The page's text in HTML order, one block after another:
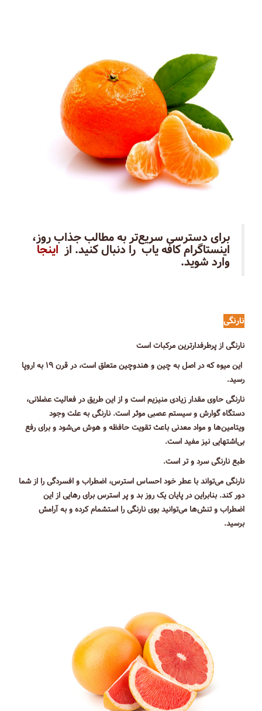
برای دسترسی سریع‌تر به مطالب جذاب روز،
اینستاگرام کافه یاب را دنبال کنید. از اینجا
وارد شوید.
نارنگی
نارنگی از پرطرفدارترین مرکبات است
این میوه كه در اصل به چین و هندوچین متعلق است، در قرن ۱۹ به اروپا
رسید.
نارنگی حاوی مقدار زیادی منیزیم است و از این طریق در فعالیت عضلانی،
دستگاه گوارش و سیستم عصبی موثر است. نارنگی به علت وجود
ویتامین‌ها و مواد معدنی باعث تقویت حافظه و هوش می‌شود و برای رفع
بی‌اشتهایی نیز مفید است.
طبع نارنگی سرد و تر است.
نارنگی می‌تواند با عطر خود احساس استرس، اضطراب و افسردگی را از شما
دور کند. بنابراین در پایان یک روز بد و پر استرس برای رهایی از این
اضطراب و تنش‌ها می‌توانید بوی نارنگی را استشمام کرده و به آرامش
برسید.